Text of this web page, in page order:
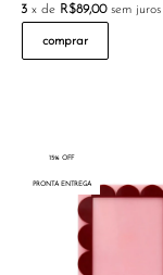
3 x de R$89,00 sem juros
comprar
15% OFF
PRONTA ENTREGA